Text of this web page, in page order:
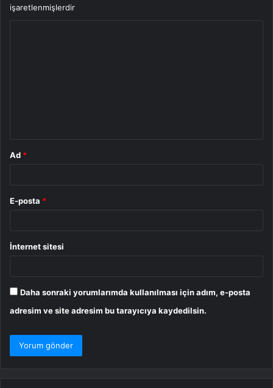
işaretlenmişlerdir
Ad *
E-posta *
İnternet sitesi
Daha sonraki yorumlarımda kullanılması için adım, e-posta
adresim ve site adresim bu tarayıcıya kaydedilsin.